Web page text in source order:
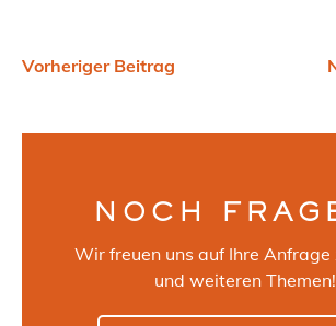
Vorheriger Beitrag
NOCH
Wir freuen uns auf Ihre Anfrage
und weiteren Themen!